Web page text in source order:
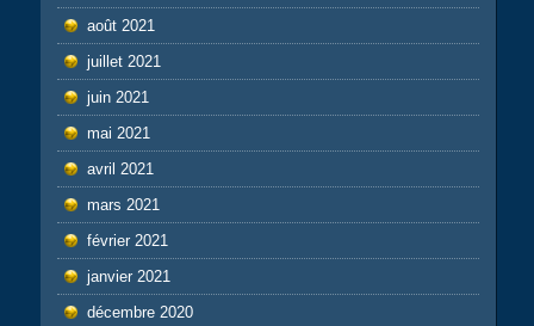
août 2021
juillet 2021
juin 2021
mai 2021
avril 2021
mars 2021
février 2021
janvier 2021
décembre 2020